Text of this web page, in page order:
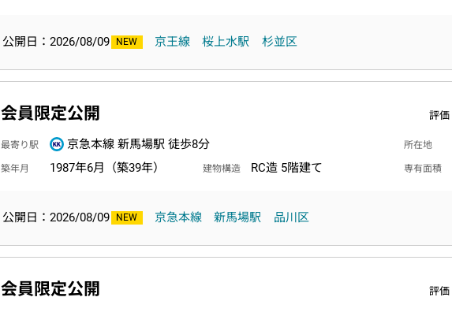
公開日：2026/08/09 京王線 桜上水駅 杉並区
会員限定公開 評価
最寄り駅 京急本線 新馬場駅 徒歩8分 所在地
築年月 1987年6月（築39年） 建物構造 RC造 5階建て 専有面積
公開日：2026/08/09 京急本線 新馬場駅 品川区
会員限定公開 評価